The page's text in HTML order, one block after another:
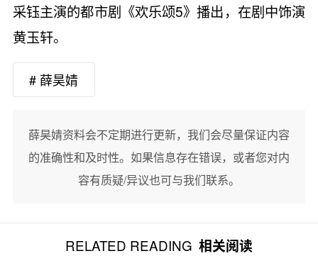
采钰主演的都市剧《欢乐颂5》播出，在剧中饰演
黄玉轩。
# 薛昊婧
薛昊婧资料会不定期进行更新，我们会尽量保证内容
的准确性和及时性。如果信息存在错误，或者您对内
容有质疑/异议也可与我们联系。
RELATED READING 相关阅读